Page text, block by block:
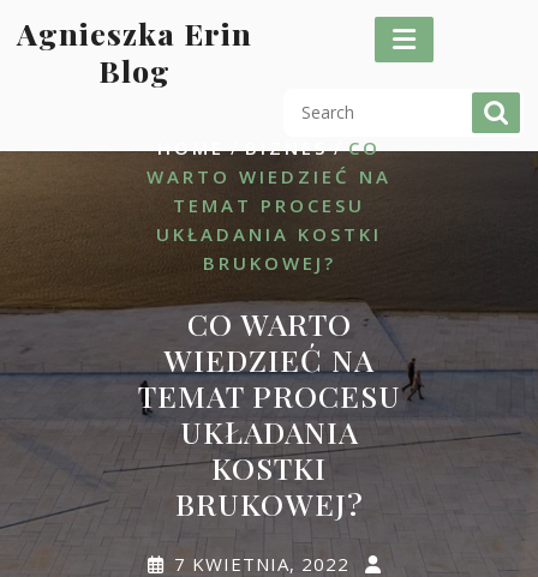
toAgnieszka Erin
Blog
HOME/BIZNES/CO
WARTO WIEDZIEĆ NA
TEMAT PROCESU
UKŁADANIA KOSTKI
BRUKOWEJ?
CO WARTO
WIEDZIEĆ NA
TEMAT PROCESU
UKŁADANIA
KOSTKI
BRUKOWEJ?
7 KWIETNIA, 2022